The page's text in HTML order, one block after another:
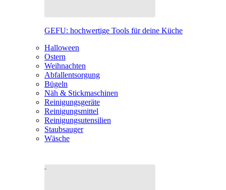
GEFU: hochwertige Tools für deine Küche
Halloween
Ostern
Weihnachten
Abfallentsorgung
Bügeln
Näh & Stickmaschinen
Reinigungsgeräte
Reinigungsmittel
Reinigungsutensilien
Staubsauger
Wäsche